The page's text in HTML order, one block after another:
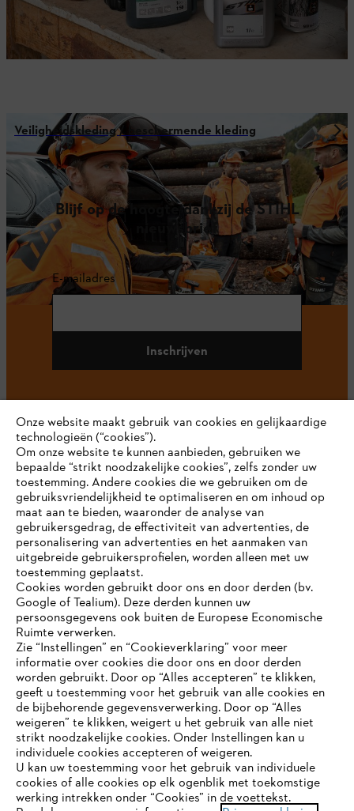
Veiligheidskleding / beschermende kleding
Blijf op de hoogte dankzij de STIHL
nieuwsbrief
E-mailadres
Inschrijven
#STIHL
Bedrijf
STIHL FAQ
Contact
Gegevensbescherming Impressum
JE BROWSER WORDT NIET
ONDERSTEUND
Je gebruikt een browser die we nog niet ondersteunen. Om
onze website optimaal te kunnen gebruiken, raden we aan dat
je overschakelt op één van de volgende browsers:
Onze website maakt gebruik van cookies en gelijkaardige
technologieën (“cookies”).
Om onze website te kunnen aanbieden, gebruiken we
bepaalde “strikt noodzakelijke cookies”, zelfs zonder uw
toestemming. Andere cookies die we gebruiken om de
gebruiksvriendelijkheid te optimaliseren en om inhoud op
maat aan te bieden, waaronder de analyse van
gebruikersgedrag, de effectiviteit van advertenties, de
personalisering van advertenties en het aanmaken van
uitgebreide gebruikersprofielen, worden alleen met uw
toestemming geplaatst.
Cookies worden gebruikt door ons en door derden (bv.
Google of Tealium). Deze derden kunnen uw
persoonsgegevens ook buiten de Europese Economische
Ruimte verwerken.
Zie “Instellingen” en “Cookieverklaring” voor meer
informatie over cookies die door ons en door derden
worden gebruikt. Door op “Alles accepteren” te klikken,
geeft u toestemming voor het gebruik van alle cookies en
de bijbehorende gegevensverwerking. Door op “Alles
weigeren” te klikken, weigert u het gebruik van alle niet
strikt noodzakelijke cookies. Onder Instellingen kan u
individuele cookies accepteren of weigeren.
U kan uw toestemming voor het gebruik van individuele
cookies of alle cookies op elk ogenblik met toekomstige
werking intrekken onder “Cookies” in de voettekst.